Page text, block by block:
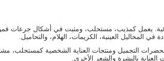
يعمل كمذيب، مستحلب، ومثبت في أشكال جرعات
المحاليل العينية، الكريمات، الهلام، والتحاميل.
التجميل ومنتجات العناية الشخصية
العناية بالبشرة والشعر الأخرى.